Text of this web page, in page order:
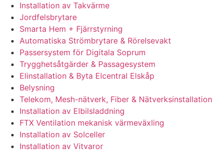
Installation av Takvärme
Jordfelsbrytare
Smarta Hem + Fjärrstyrning
Automatiska Strömbrytare & Rörelsevakt
Passersystem för Digitala Soprum
Trygghetsåtgärder & Passagesystem
Elinstallation & Byta Elcentral Elskåp
Belysning
Telekom, Mesh-nätverk, Fiber & Nätverksinstallation
Installation av Elbilsladdning
FTX Ventilation mekanisk värmeväxling
Installation av Solceller
Installation av Vitvaror